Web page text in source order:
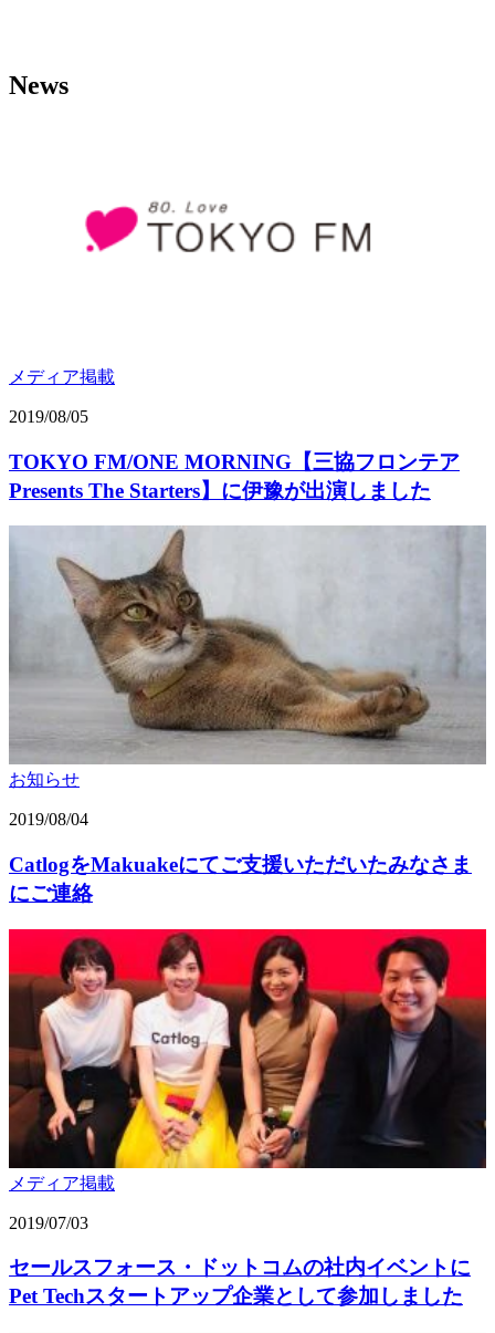
News
メディア掲載
2019/08/05
TOKYO FM/ONE MORNING【三協フロンテア
Presents The Starters】に伊豫が出演しました
お知らせ
2019/08/04
CatlogをMakuakeにてご支援いただいたみなさま
にご連絡
メディア掲載
2019/07/03
セールスフォース・ドットコムの社内イベントに
Pet Techスタートアップ企業として参加しました